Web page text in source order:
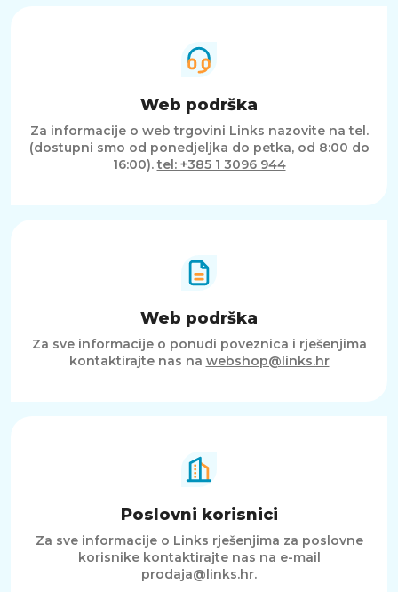
Web podrška
Za informacije o web trgovini Links nazovite na tel.
(dostupni smo od ponedjeljka do petka, od 8:00 do
16:00).tel: +385 1 3096 944
Web podrška
Za sve informacije o ponudi poveznica i rješenjima
kontaktirajte nas na webshop@links.hr
Poslovni korisnici
Za sve informacije o Links rješenjima za poslovne
korisnike kontaktirajte nas na e-mail
prodaja@links.hr.